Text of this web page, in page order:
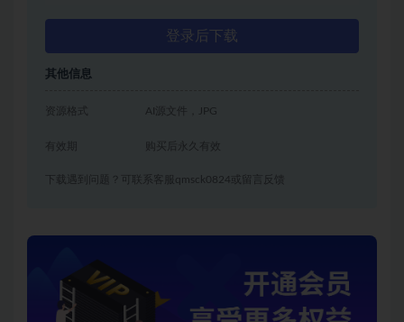
登录后下载
其他信息
资源格式 AI源文件，JPG
有效期 购买后永久有效
下载遇到问题？可联系客服qmsck0824或留言反馈